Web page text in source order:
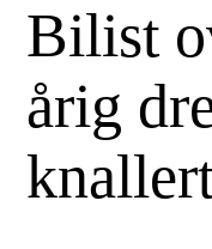
Bilist
årig